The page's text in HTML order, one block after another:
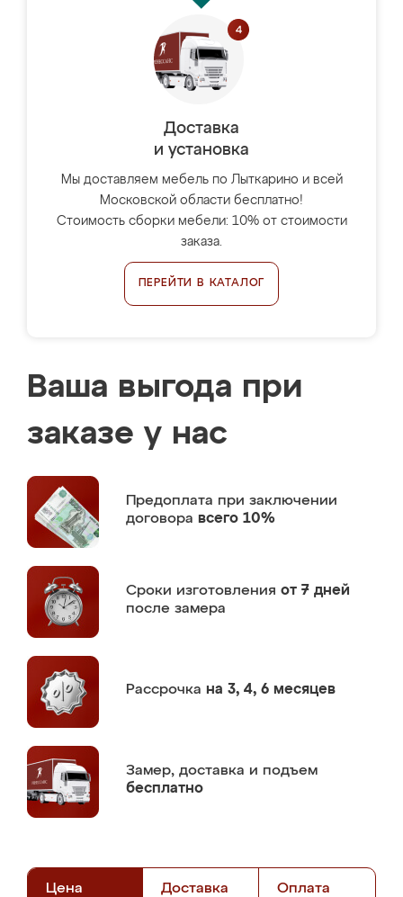
Доставка
и установка
Мы доставляем мебель по Лыткарино и всей
Московской области бесплатно!
Стоимость сборки мебели: 10% от стоимости
заказа.
ПЕРЕЙТИ В КАТАЛОГ
Ваша выгода при
заказе у нас
Предоплата при заключении
договора всего 10%
Сроки изготовления от 7 дней
после замера
Рассрочка на 3, 4, 6 месяцев
Замер, доставка и подъем
бесплатно
Цена Доставка Оплата